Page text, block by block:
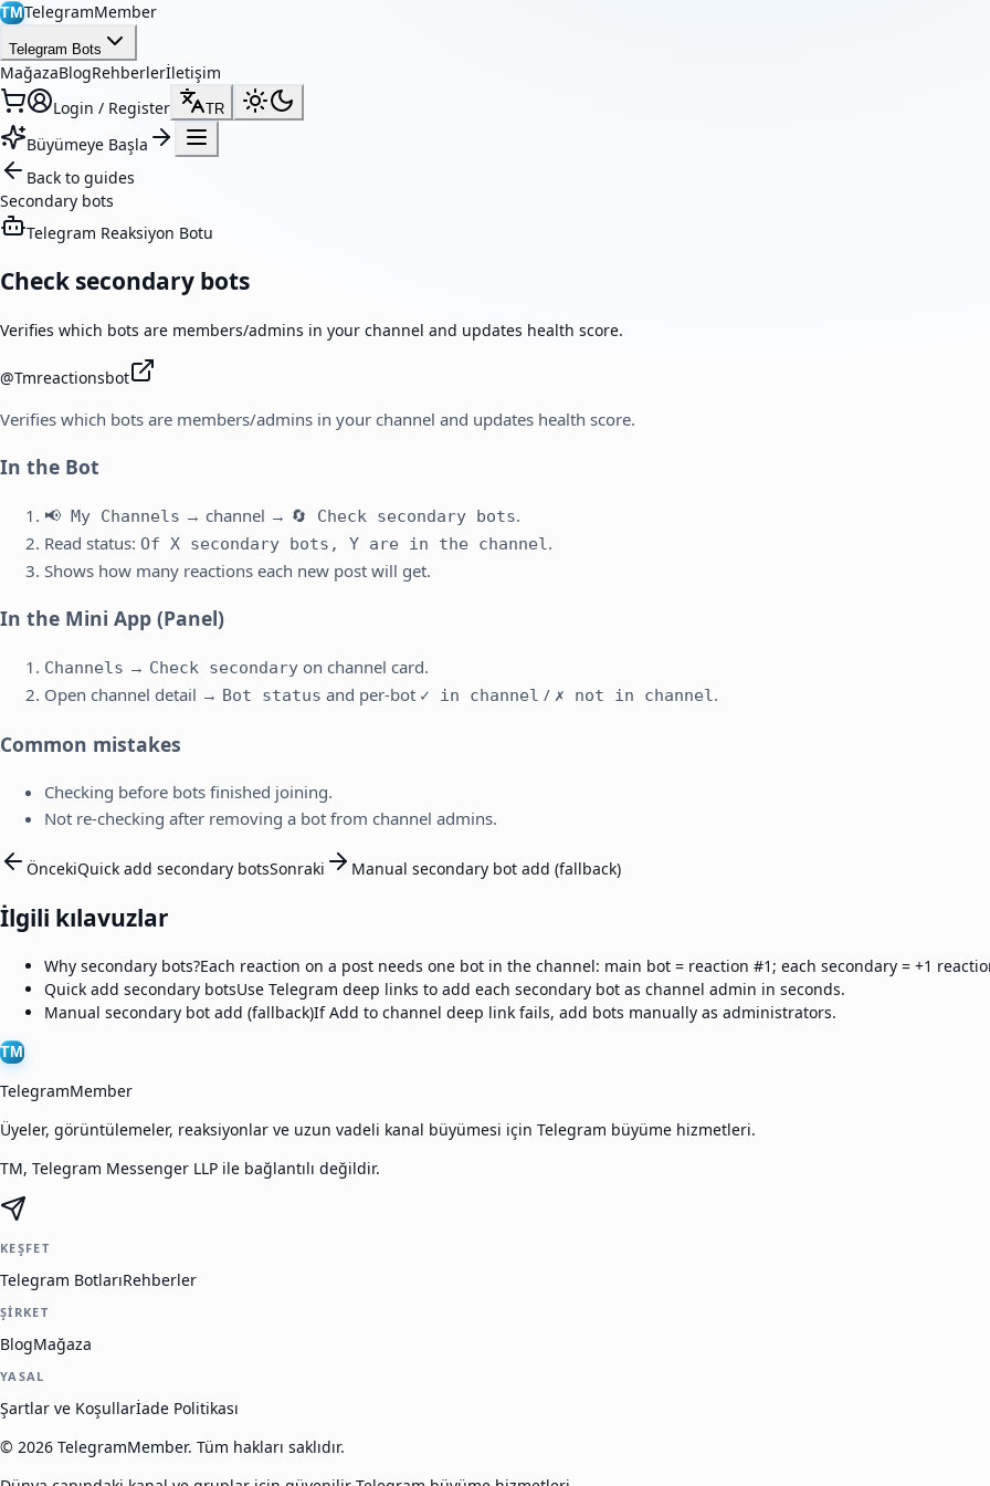
TMTelegramMember
Telegram Bots
MağazaBlogRehberlerİletişim
Login / Register
TR
Büyümeye Başla
Back to guides
Secondary bots
Telegram Reaksiyon Botu
Check secondary bots
Verifies which bots are members/admins in your channel and updates health score.
@Tmreactionsbot
Verifies which bots are members/admins in your channel and updates health score.
In the Bot
📢 My Channels → channel → 🔄 Check secondary bots.
Read status: Of X secondary bots, Y are in the channel.
Shows how many reactions each new post will get.
In the Mini App (Panel)
Channels → Check secondary on channel card.
Open channel detail → Bot status and per-bot ✓ in channel / ✗ not in channel.
Common mistakes
Checking before bots finished joining.
Not re-checking after removing a bot from channel admins.
ÖncekiQuick add secondary botsSonraki Manual secondary bot add (fallback)
İlgili kılavuzlar
Why secondary bots?Each reaction on a post needs one bot in the channel: main bot = reaction #1; each secondary = +1
Quick add secondary botsUse Telegram deep links to add each secondary bot as channel admin in seconds.
Manual secondary bot add (fallback)If Add to channel deep link fails, add bots manually as administrators.
TM
TelegramMember
Üyeler, görüntülemeler, reaksiyonlar ve uzun vadeli kanal büyümesi için Telegram büyüme hizmetleri.
TM, Telegram Messenger LLP ile bağlantılı değildir.
KEŞFET
Telegram BotlarıRehberler
ŞIRKET
BlogMağaza
YASAL
Şartlar ve Koşullarİade Politikası
© 2026 TelegramMember. Tüm hakları saklıdır.